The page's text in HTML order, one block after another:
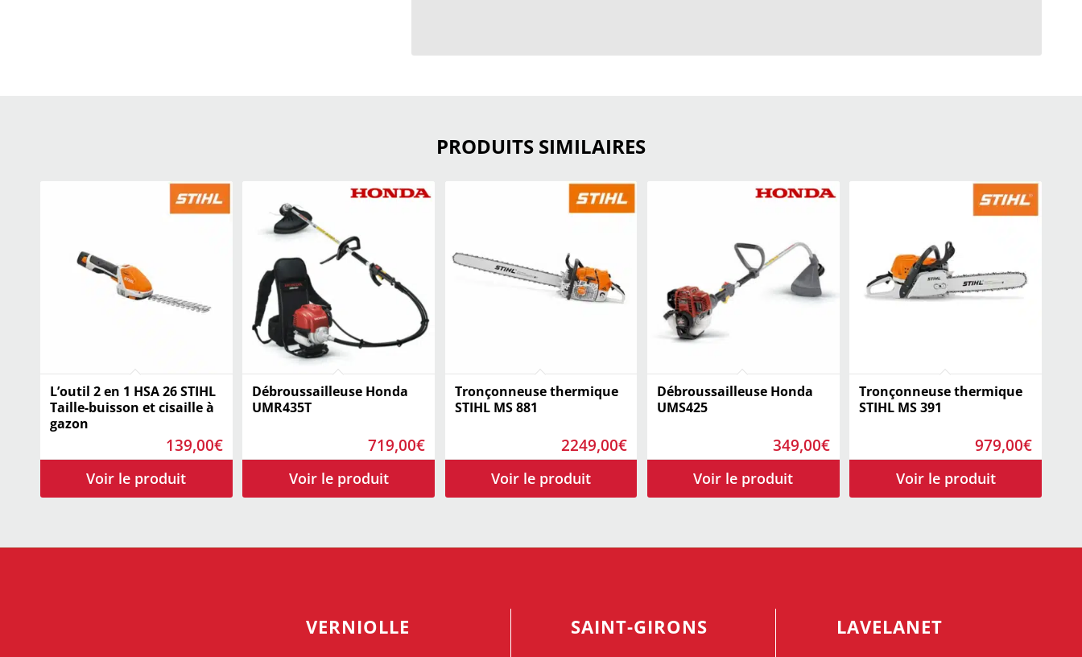
PRODUITS SIMILAIRES
L’outil 2 en 1 HSA 26 STIHL
Taille-buisson et cisaille à
gazon
139,00€
Débroussailleuse Honda
UMR435T
719,00€
Tronçonneuse thermique
STIHL MS 881
2249,00€
Débroussailleuse Honda
UMS425
349,00€
Tronçonneuse thermique
STIHL MS 391
979,00€
VERNIOLLE SAINT-GIRONS LAVELANET